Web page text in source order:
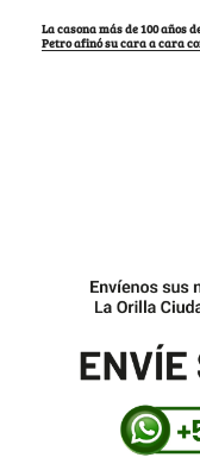
La casona más de 100 años
Petro afinó su cara a cara